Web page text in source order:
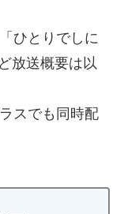
ひとりでしに
放送概要は以
スでも同時配